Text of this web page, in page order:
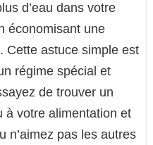
d’eau dans votre
économisant une
Cette astuce simple est
régime spécial et
de trouver un
à votre alimentation et
n’aimez pas les autres